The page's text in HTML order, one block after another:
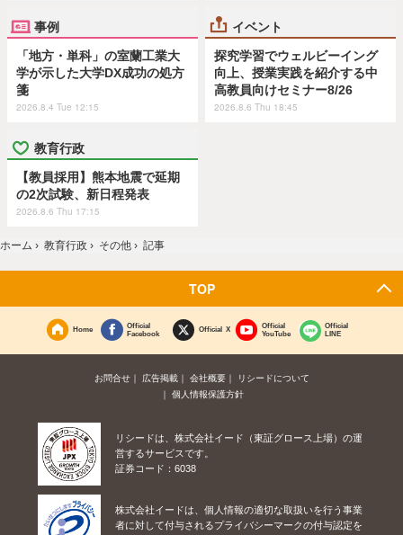
事例
「地方・単科」の室蘭工業大
学が示した大学DX成功の処方
箋
2026.8.4 Tue 12:15
イベント
探究学習でウェルビーイング
向上、授業実践を紹介する中
高教員向けセミナー8/26
2026.8.6 Thu 18:45
教育行政
【教員採用】熊本地震で延期
の2次試験、新日程発表
2026.8.6 Thu 17:15
ホーム › 教育行政 › その他 › 記事
TOP
Home
Official
Facebook
Official X
Official
YouTube
Official
LINE
お問合せ 広告掲載 会社概要
リシードについて
個人情報保護方針
リシードは、株式会社イード（東証グロース上場）の運
営するサービスです。
証券コード：6038
株式会社イードは、個人情報の適切な取扱いを行う事業
者に対して付与されるプライバシーマークの付与認定を